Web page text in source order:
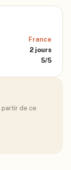
France
2 jours
5/5
partir de ce